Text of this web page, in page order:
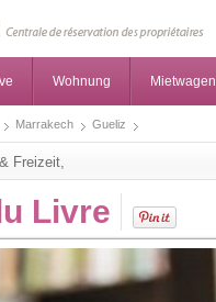
Wohnung Mietwagen
Marrakech Gueliz
Freizeit,
Livre